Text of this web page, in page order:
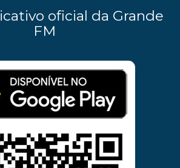
oficial da Grande
FM